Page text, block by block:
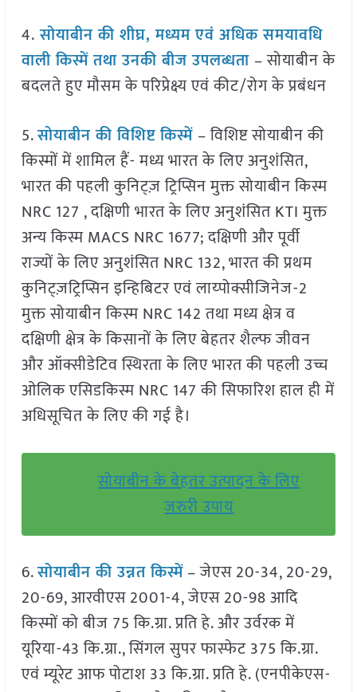
4.सोयाबीन की शीघ्र, मध्यम एवं अधिक समयावधि
वाली किस्में तथा उनकी बीज उपलब्धता – सोयाबीन के
बदलते हुए मौसम के परिप्रेक्ष्य एवं कीट/रोग के प्रबंधन
5.सोयाबीन की विशिष्ट किस्में – विशिष्ट सोयाबीन की
किस्मों में शामिल हैं- मध्य भारत के लिए अनुशंसित,
भारत की पहली कुनिट्ज़ ट्रिप्सिन मुक्त सोयाबीन किस्म
NRC 127 , दक्षिणी भारत के लिए अनुशंसित KTI मुक्त
अन्य किस्म MACS NRC 1677; दक्षिणी और पूर्वी
राज्यों के लिए अनुशंसित NRC 132, भारत की प्रथम
कुनिट्ज़ट्रिप्सिन इन्हिबिटर एवं लाय्पोक्सीजिनेज-2
मुक्त सोयाबीन किस्म NRC 142 तथा मध्य क्षेत्र व
दक्षिणी क्षेत्र के किसानों के लिए बेहतर शैल्फ जीवन
और ऑक्सीडेटिव स्थिरता के लिए भारत की पहली उच्च
ओलिक एसिडकिस्म NRC 147 की सिफारिश हाल ही में
अधिसूचित के लिए की गई है।
सोयाबीन के बेहतर उत्पादन के लिए
जरुरी उपाय
6.सोयाबीन की उन्नत किस्में– जेएस 20-34, 20-29,
20-69, आरवीएस 2001-4, जेएस 20-98 आदि
किस्मों को बीज 75 कि.ग्रा. प्रति हे. और उर्वरक में
यूरिया-43 कि.ग्रा., सिंगल सुपर फास्फेट 375 कि.ग्रा.
एवं म्यूरेट आफ पोटाश 33 कि.ग्रा. प्रति हे. (एनपीकेएस-